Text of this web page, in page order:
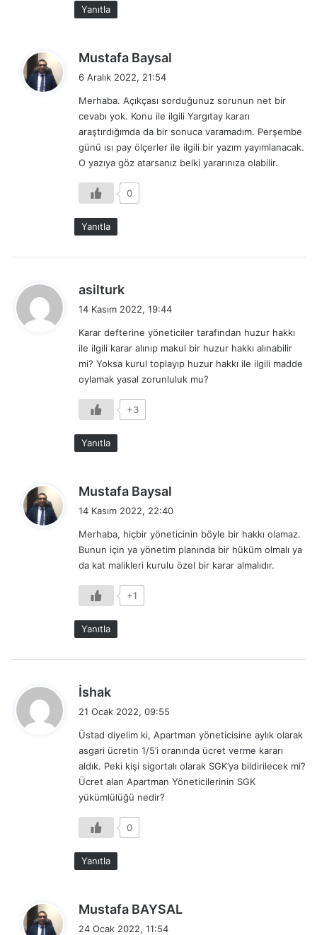
Yanıtla
Mustafa Baysal
i
k
i
:
6 Aralık 2022, 21:54
Merhaba. Açıkçası sorduğunuz sorunun net bir
cevabı yok. Konu ile ilgili Yargıtay kararı
araştırdığımda da bir sonuca varamadım. Perşembe
günü ısı pay ölçerler ile ilgili bir yazım yayımlanacak.
O yazıya göz atarsanız belki yararınıza olabilir.
0
Yanıtla
asilturk
i
k
i
:
14 Kasım 2022, 19:44
Karar defterine yöneticiler tarafından huzur hakkı
ile ilgili karar alınıp makul bir huzur hakkı alınabilir
mi? Yoksa kurul toplayıp huzur hakkı ile ilgili madde
oylamak yasal zorunluluk mu?
+3
Yanıtla
Mustafa Baysal
i
k
i
14 Kasım 2022, 22:40
Merhaba, hiçbir yöneticinin böyle bir hakkı olamaz.
Bunun için ya yönetim planında bir hüküm olmalı ya
da kat malikleri kurulu özel bir karar almalıdır.
+1
Yanıtla
İshak
i
k
i
:
21 Ocak 2022, 09:55
Üstad diyelim ki, Apartman yöneticisine aylık olarak
asgari ücretin 1/5’i oranında ücret verme kararı
aldık. Peki kişi sigortalı olarak SGK’ya bildirilecek mi?
Ücret alan Apartman Yöneticilerinin SGK
yükümlülüğü nedir?
0
Yanıtla
Mustafa BAYSAL
24 Ocak 2022, 11:54